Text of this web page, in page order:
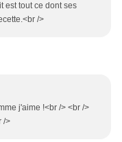
est tout ce dont ses
/>
j'aime !<br /> <br />
/>